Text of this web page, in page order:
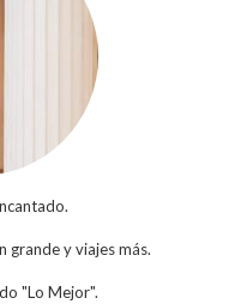
grande y viajes más.
"Lo Mejor".